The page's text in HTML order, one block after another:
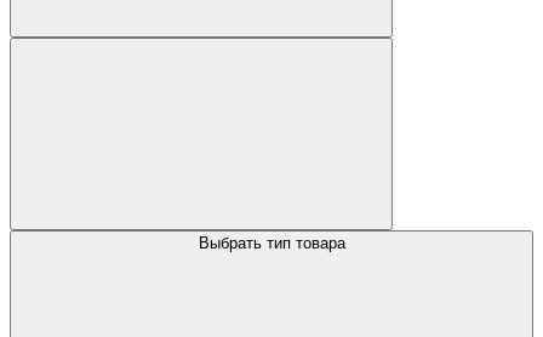
Выбрать тип товара